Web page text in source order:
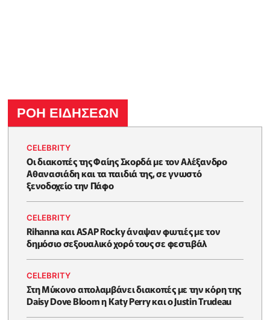
ΡΟΗ ΕΙΔΗΣΕΩΝ
CELEBRITY
Οι διακοπές της Φαίης Σκορδά με τον Αλέξανδρο
Αθανασιάδη και τα παιδιά της, σε γνωστό
ξενοδοχείο την Πάφο
CELEBRITY
Rihanna και ASAP Rocky άναψαν φωτιές με τον
δημόσιο σεξουαλικό χορό τους σε φεστιβάλ
CELEBRITY
Στη Μύκονο απολαμβάνει διακοπές με την κόρη της
Daisy Dove Bloom η Κaty Perry και ο Justin Trudeau